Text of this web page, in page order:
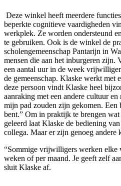
Deze winkel heeft meerdere
beperkte cognitieve vaardigheden
werkplek. Ze worden ondersteund
te gebruiken. Ook is de winkel de
scholengemeenschap Pantarijn in
mensen die aan het inburgeren zijn.
een aantal uur in de week
de gemeenschap. Klaske werkt met
deze persoon vindt Klaske heel
aanraking met een andere cultuur
mijn pad zouden zijn gekomen. Een
bent.” Om in praktijk te brengen
geleerd laat Klaske de bediening
collega. Maar er zijn genoeg andere
“Sommige vrijwilligers werken elke
weken of per maand. Je geeft zelf
sluit Klaske af.